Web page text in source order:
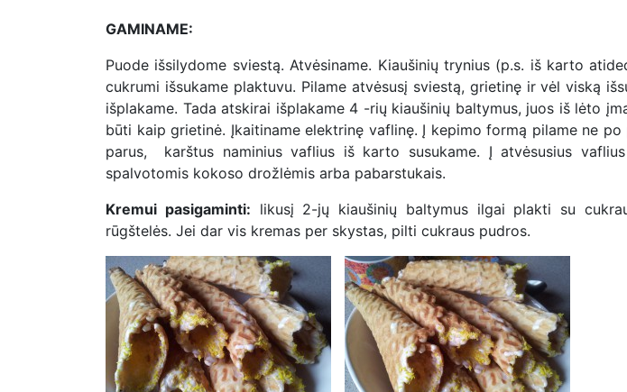
GAMINAME:
Puode išsilydome sviestą. Atvėsiname. Kiaušinių trynius (p.s. iš karto
cukrumi išsukame plaktuvu. Pilame atvėsusį sviestą, grietinę ir vėl viską
išplakame. Tada atskirai išplakame 4 -rių kiaušinių baltymus, juos iš lėto
būti kaip grietinė. Įkaitiname elektrinę vaflinę. Į kepimo formą pilame ne po
parus, karštus naminius vaflius iš karto susukame. Į atvėsusius
spalvotomis kokoso drožlėmis arba pabarstukais.
Kremui pasigaminti: likusį 2-jų kiaušinių baltymus ilgai plakti su
rūgštelės. Jei dar vis kremas per skystas, pilti cukraus pudros.